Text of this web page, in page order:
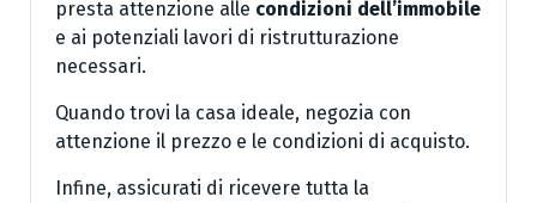
presta attenzione alle condizioni dell’immobile
e ai potenziali lavori di ristrutturazione
necessari.
Quando trovi la casa ideale, negozia con
attenzione il prezzo e le condizioni di acquisto.
Infine, assicurati di ricevere tutta la